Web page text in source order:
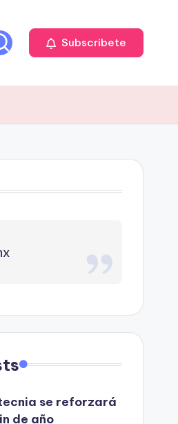
Subscribete
se reforzará
de año